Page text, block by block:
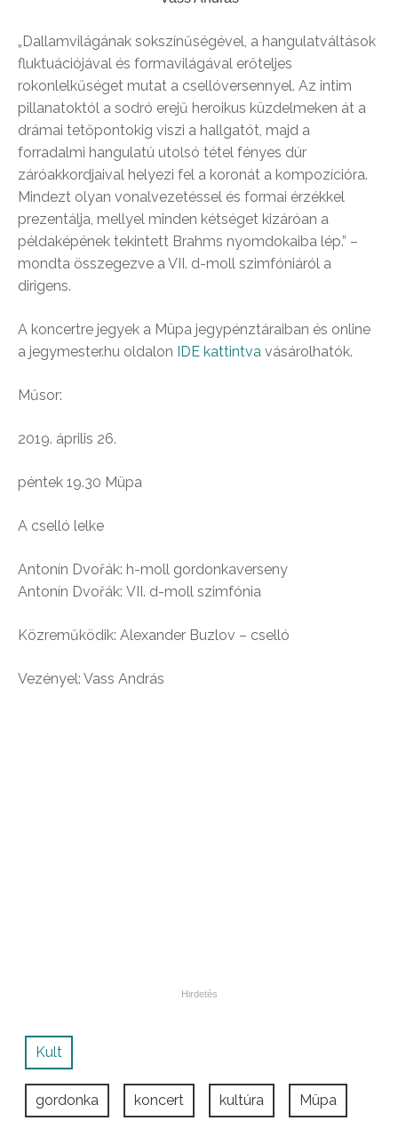
„Dallamvilágának sokszínűségével, a hangulatváltások
fluktuációjával és formavilágával erőteljes
rokonlelkűséget mutat a csellóversennyel. Az intim
pillanatoktól a sodró erejű heroikus küzdelmeken át a
drámai tetőpontokig viszi a hallgatót, majd a
forradalmi hangulatú utolsó tétel fényes dúr
záróakkordjaival helyezi fel a koronát a kompozícióra.
Mindezt olyan vonalvezetéssel és formai érzékkel
prezentálja, mellyel minden kétséget kizáróan a
példaképének tekintett Brahms nyomdokaiba lép.” –
mondta összegezve a VII. d-moll szimfóniáról a
dirigens.
A koncertre jegyek a Müpa jegypénztáraiban és online
a jegymester.hu oldalon IDE kattintva vásárolhatók.
Műsor:
2019. április 26.
péntek 19.30 Müpa
A cselló lelke
Antonín Dvořák: h-moll gordonkaverseny
Antonín Dvořák: VII. d-moll szimfónia
Közreműködik: Alexander Buzlov – cselló
Vezényel: Vass András
Kult
gordonka koncert kultúra Müpa